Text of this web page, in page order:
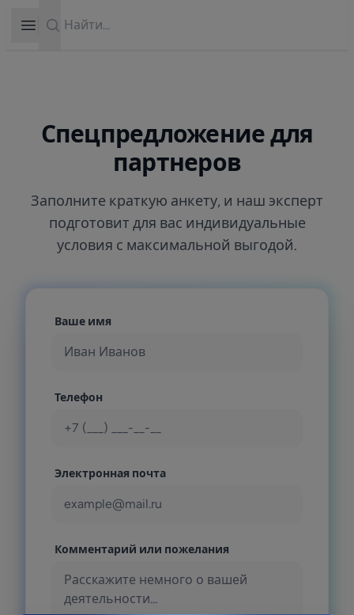
Open sidebar
Спецпредложение для
партнеров
Заполните краткую анкету, и наш эксперт
подготовит для вас индивидуальные
условия с максимальной выгодой.
Ваше имя
Телефон
Электронная почта
Комментарий или пожелания